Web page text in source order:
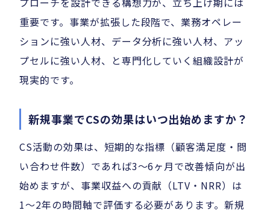
重要です。事業が拡張した段階で、業務オペレー
ションに強い人材、データ分析に強い人材、アッ
プセルに強い人材、と専門化していく組織設計が
現実的です。
新規事業でCSの効果はいつ出始めますか？
CS活動の効果は、短期的な指標（顧客満足度・問
い合わせ件数）であれば3〜6ヶ月で改善傾向が出
始めますが、事業収益への貢献（LTV・NRR）は
1〜2年の時間軸で評価する必要があります。新規